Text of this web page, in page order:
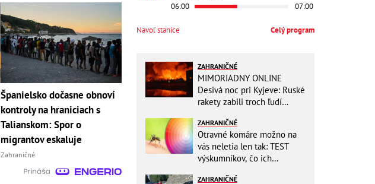
Španielsko dočasne obnoví
kontroly na hraniciach s
Talianskom: Spor o
migrantov eskaluje
Zahraničné
06:00 07:00
Navoľ stanice Celý program
ZAHRANIČNÉ
MIMORIADNY ONLINE
Desivá noc pri Kyjeve: Ruské
rakety zabili troch ľudí
výbuchy
ZAHRANIČNÉ
Otravné komáre možno na
vás neletia len tak: TEST
výskumníkov, čo ich
ZAHRANIČNÉ